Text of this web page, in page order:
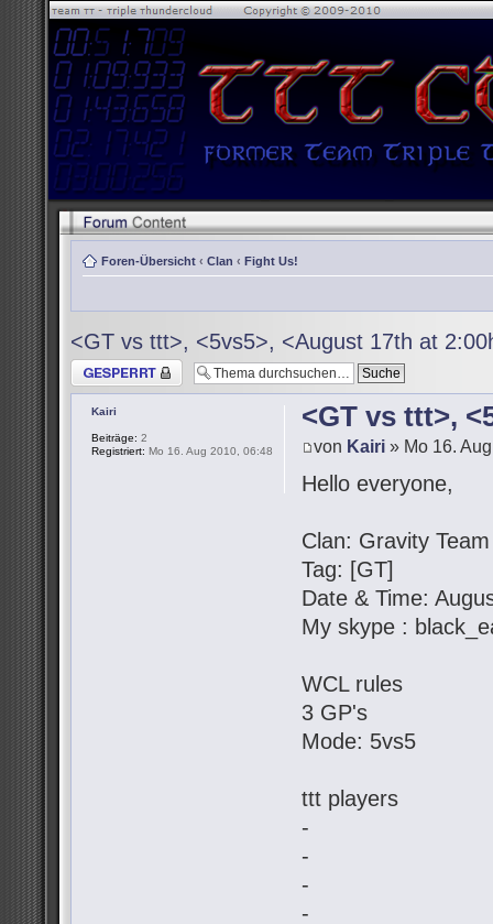
Foren-Übersicht ‹ Clan ‹ Fight Us!
<GT vs ttt>, <5vs5>, <August 17th at
Thema gesperrt
<GT vs ttt>,
von Kairi » Mo 16.
Hello everyone,
Clan: Gravity Team
Tag: [GT]
Date & Time:
My skype :
WCL rules
3 GP's
Mode: 5vs5
ttt players
-
-
-
-
Kairi
Beiträge: 2
Registriert: Mo 16. Aug 2010, 06:48